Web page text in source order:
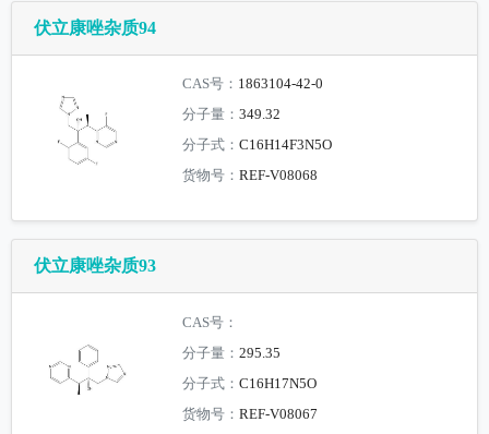
伏立康唑杂质94
CAS号： 1863104-42-0
分子量：349.32
分子式：C16H14F3N5O
货物号：REF-V08068
伏立康唑杂质93
CAS号：
分子量：295.35
分子式：C16H17N5O
货物号：REF-V08067